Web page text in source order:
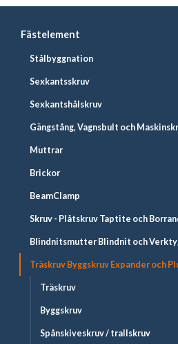
Fästelement
Stålbyggnation
Sexkantsskruv
Sexkantshålskruv
Gängstång, Vagnsbult och
Muttrar
Brickor
BeamClamp
Skruv - Plåtskruv Taptite och
Blindnitsmutter Blindnit och
Träskruv Byggskruv Expander och
Träskruv
Byggskruv
Spånskiveskruv / trallskruv